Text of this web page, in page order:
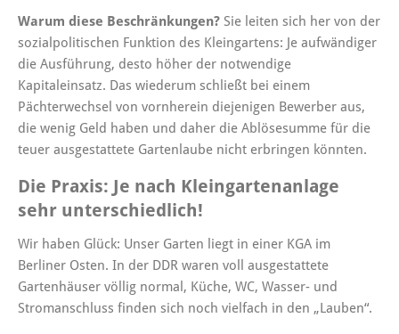
Warum diese Beschränkungen? Sie leiten sich her von der
sozialpoliti­schen Funktion des Kleingartens: Je auf­wändiger
die Ausführung, desto höher der notwendige
Kapitaleinsatz. Das wie­derum schließt bei einem
Pächterwech­sel von vornherein diejenigen Bewerber aus,
die wenig Geld haben und daher die Ablösesumme für die
teuer ausgestattete Gartenlaube nicht erbringen könnten.
Die Praxis: Je nach Kleingartenanlage
sehr unterschiedlich!
Wir haben Glück: Unser Garten liegt in einer KGA im
Berliner Osten. In der DDR waren voll ausgestattete
Gartenhäuser völlig normal, Küche, WC, Wasser- und
Stromanschluss finden sich noch vielfach in den „Lauben“.